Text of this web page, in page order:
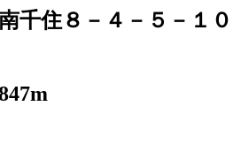
千住８－４－５－１０